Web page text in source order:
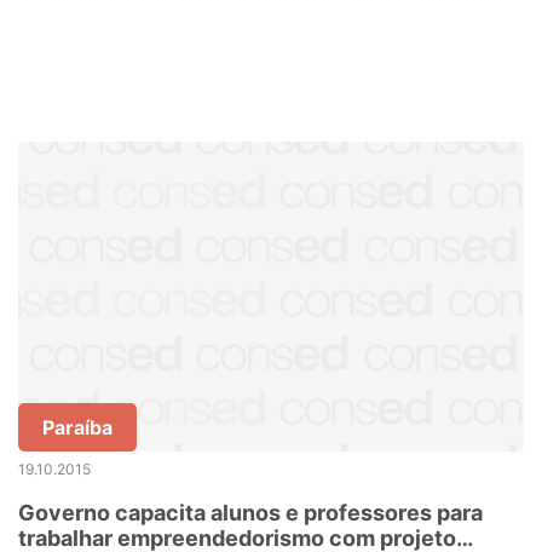
Paraíba
19.10.2015
Governo capacita alunos e professores para
trabalhar empreendedorismo com projeto